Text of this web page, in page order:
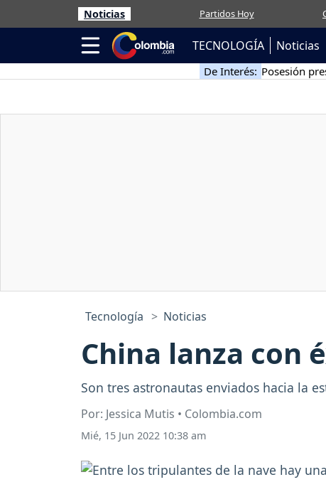
Noticias Partidos Hoy
TECNOLOGÍA Noticias
De Interés: Posesión
Tecnología Noticias
China lanza con
Son tres astronautas enviados hacia la
Por: Jessica Mutis • Colombia.com
Mié, 15 Jun 2022 10:38 am